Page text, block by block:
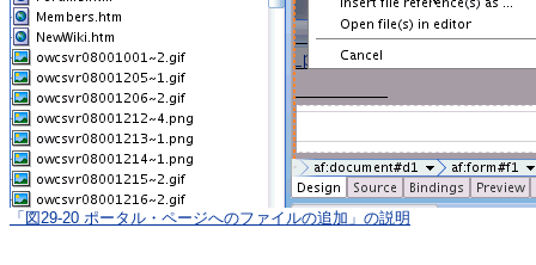
「図29-20 ポータル・ページへのファイルの追加」の説明